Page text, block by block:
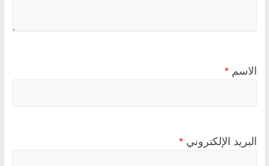
الاسم *
البريد الإلكتروني *